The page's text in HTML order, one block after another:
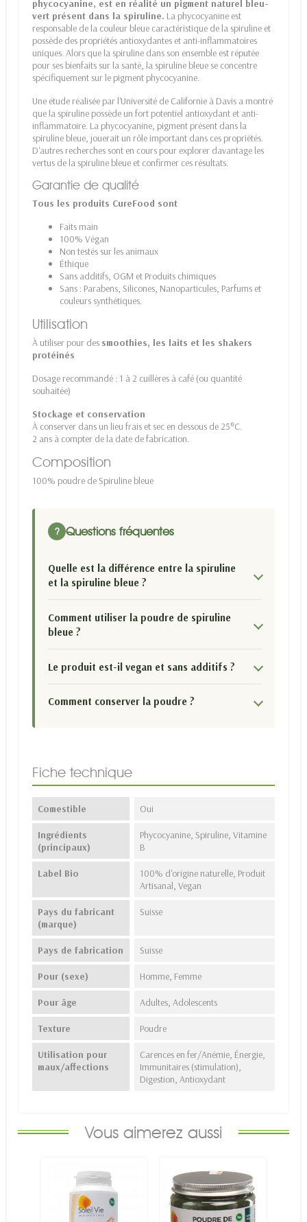
phycocyanine, est en réalité un pigment naturel bleu-
vert présent dans la spiruline. La phycocyanine est
responsable de la couleur bleue caractéristique de la spiruline et
possède des propriétés antioxydantes et anti-inflammatoires
uniques. Alors que la spiruline dans son ensemble est réputée
pour ses bienfaits sur la santé, la spiruline bleue se concentre
spécifiquement sur le pigment phycocyanine.
Une étude réalisée par l'Université de Californie à Davis a montré
que la spiruline possède un fort potentiel antioxydant et anti-
inflammatoire. La phycocyanine, pigment présent dans la
spiruline bleue, jouerait un rôle important dans ces propriétés.
D'autres recherches sont en cours pour explorer davantage les
vertus de la spiruline bleue et confirmer ces résultats.
Garantie de qualité
Tous les produits CureFood sont
Faits main
100% Végan
Non testés sur les animaux
Éthique
Sans additifs, OGM et Produits chimiques
Sans : Parabens, Silicones, Nanoparticules, Parfums et
couleurs synthétiques.
Utilisation
À utiliser pour des smoothies, les laits et les shakers
protéinés
Dosage recommandé : 1 à 2 cuillères à café (ou quantité
souhaitée)
Stockage et conservation
À conserver dans un lieu frais et sec en dessous de 25°C.
2 ans à compter de la date de fabrication.
Composition
100% poudre de Spiruline bleue
? Questions fréquentes
Quelle est la différence entre la spiruline
et la spiruline bleue ?
Comment utiliser la poudre de spiruline
bleue ?
Le produit est-il vegan et sans additifs ?
Comment conserver la poudre ?
Fiche technique
Comestible Oui
Ingrédients
(principaux)
Phycocyanine, Spiruline, Vitamine
B
Label Bio
100% d'origine naturelle, Produit
Artisanal, Vegan
Pays du fabricant
(marque)
Suisse
Pays de fabrication Suisse
Pour (sexe) Homme, Femme
Pour âge Adultes, Adolescents
Texture Poudre
Utilisation pour
maux/affections
Carences en fer/Anémie, Énergie,
Immunitaires (stimulation),
Digestion, Antioxydant
Vous aimerez aussi